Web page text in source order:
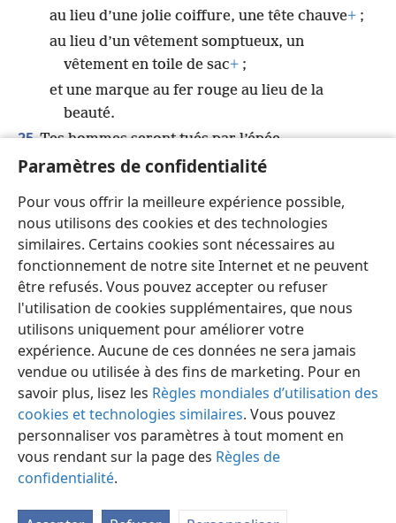
Paramètres de confidentialité
Pour vous offrir la meilleure expérience possible,
nous utilisons des cookies et des technologies
similaires. Certains cookies sont nécessaires au
fonctionnement de notre site Internet et ne peuvent
être refusés. Vous pouvez accepter ou refuser
l'utilisation de cookies supplémentaires, que nous
utilisons uniquement pour améliorer votre
expérience. Aucune de ces données ne sera jamais
vendue ou utilisée à des fins de marketing. Pour en
savoir plus, lisez les Règles mondiales d’utilisation des
cookies et technologies similaires. Vous pouvez
personnaliser vos paramètres à tout moment en
vous rendant sur la page des Règles de
confidentialité.
au lieu d’une jolie coiffure, une tête chauve+ ;
au lieu d’un vêtement somptueux, un
vêtement en toile de sac+ ;
et une marque au fer rouge au lieu de la
beauté.
25 Tes hommes seront tués par l’épée,
tes hommes puissants tomberont au
26 Les entrées de Sion gémiront et mèneront deuil
et elle s’assiéra par terre, dévastée+. »
Français Partager Préférences
Copyright © 2026 Watch Tower Bible and Tract Society of Pennsylvania
Conditions d’utilisation
Règles de confidentialité
Paramètres de confidentialité
JW.ORG Se connecter